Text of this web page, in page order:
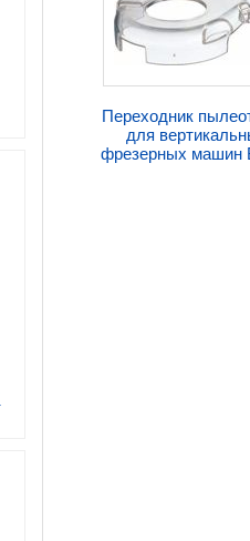
Переходник
для
фрезерных машин